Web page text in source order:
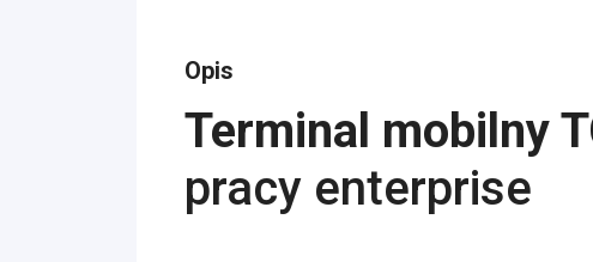
Opis
Terminal mobilny
pracy enterprise